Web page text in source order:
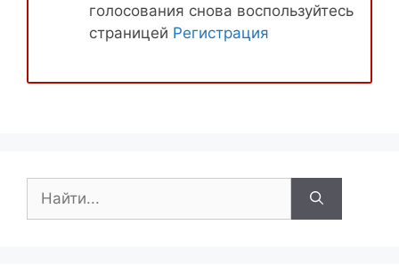
голосования снова воспользуйтесь
страницей Регистрация